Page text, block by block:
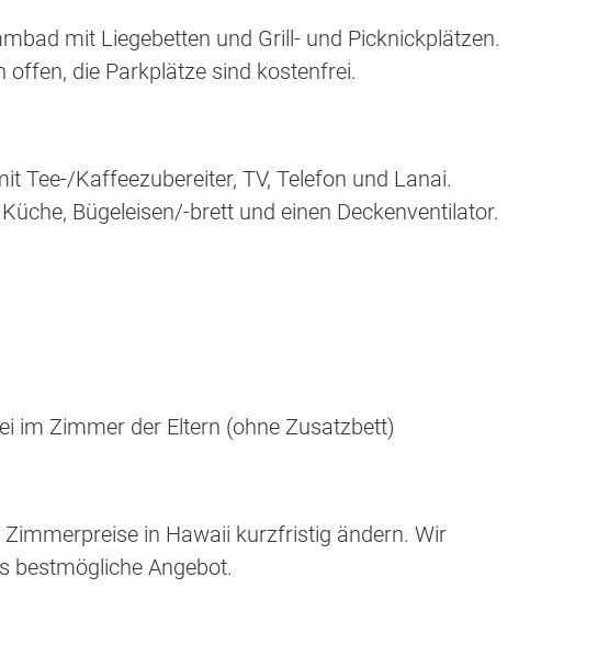
mit Liegebetten und Grill- und Picknickplätzen.
offen, die Parkplätze sind kostenfrei.
Tee-/Kaffeezubereiter, TV, Telefon und Lanai.
Bügeleisen/-brett und einen Deckenventilator.
im Zimmer der Eltern (ohne Zusatzbett)
in Hawaii kurzfristig ändern. Wir
bestmögliche Angebot.